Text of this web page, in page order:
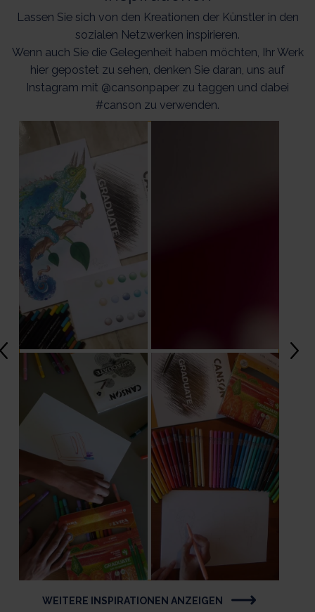
Lassen Sie sich von den Kreationen der Künstler in den
sozialen Netzwerken inspirieren.
Wenn auch Sie die Gelegenheit haben möchten, Ihr Werk
hier gepostet zu sehen, denken Sie daran, uns auf
Instagram mit @cansonpaper zu taggen und dabei
#canson zu verwenden.
WEITERE INSPIRATIONEN ANZEIGEN